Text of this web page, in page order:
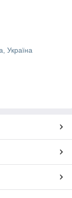
Україна